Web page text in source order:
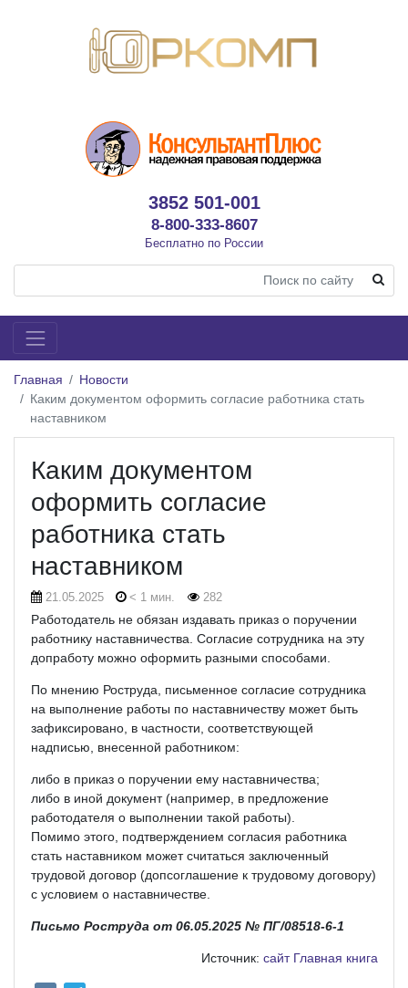
3852 501-001
8-800-333-8607
Бесплатно по России
Главная
Новости
Каким документом оформить согласие работника стать
наставником
Каким документом
оформить согласие
работника стать
наставником
21.05.2025 < 1 мин. 282
Работодатель не обязан издавать приказ о поручении
работнику наставничества. Согласие сотрудника на эту
допработу можно оформить разными способами.
По мнению Роструда, письменное согласие сотрудника
на выполнение работы по наставничеству может быть
зафиксировано, в частности, соответствующей
надписью, внесенной работником:
либо в приказ о поручении ему наставничества;
либо в иной документ (например, в предложение
работодателя о выполнении такой работы).
Помимо этого, подтверждением согласия работника
стать наставником может считаться заключенный
трудовой договор (допсоглашение к трудовому договору)
с условием о наставничестве.
Письмо Роструда от 06.05.2025 № ПГ/08518-6-1
Источник: сайт Главная книга